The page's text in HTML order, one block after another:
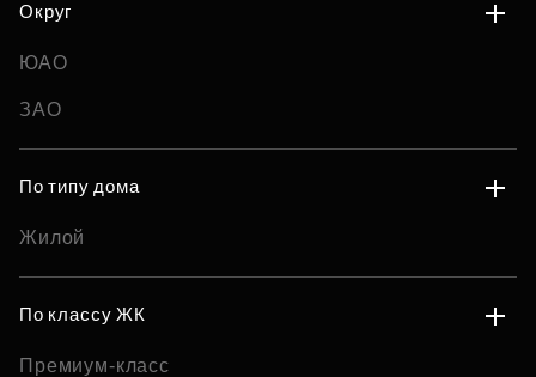
Округ
ЮАО
ЗАО
По типу дома
Жилой
По классу ЖК
Премиум-класс